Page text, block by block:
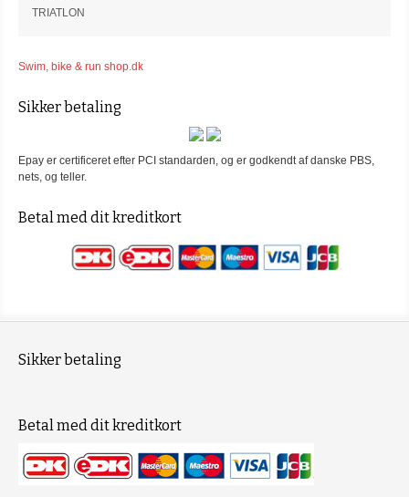
TRIATLON
Swim, bike & run shop.dk
Sikker betaling
Epay er certificeret efter PCI standarden, og er godkendt af danske PBS,
nets, og teller.
Betal med dit kreditkort
Sikker betaling
Betal med dit kreditkort